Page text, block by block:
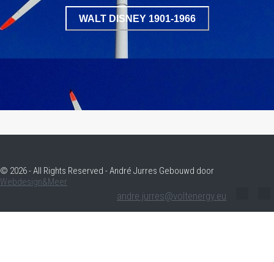
WALT DISNEY 1901-1966
© 2026 - All Rights Reserved - André Jurres Gebouwd door
Webdesign&Meer
andre.jurres@voltenergy.eu